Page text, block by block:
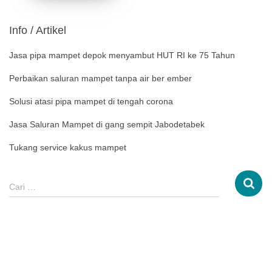
Info / Artikel
Jasa pipa mampet depok menyambut HUT RI ke 75 Tahun
Perbaikan saluran mampet tanpa air ber ember
Solusi atasi pipa mampet di tengah corona
Jasa Saluran Mampet di gang sempit Jabodetabek
Tukang service kakus mampet
Cari …